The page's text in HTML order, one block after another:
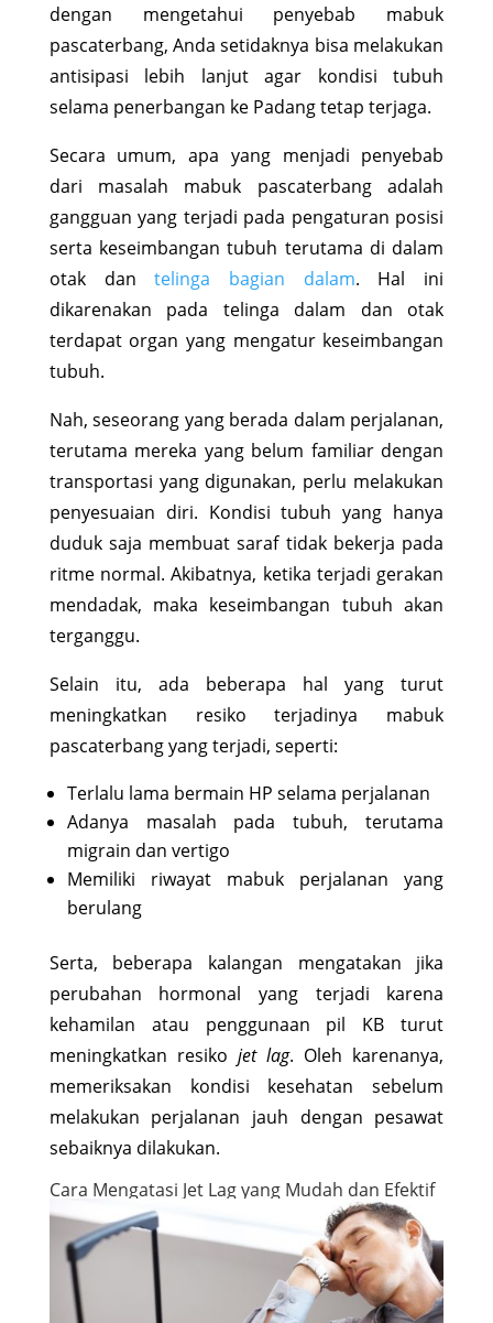
dengan mengetahui penyebab mabuk
pascaterbang, Anda setidaknya bisa melakukan
antisipasi lebih lanjut agar kondisi tubuh
selama penerbangan ke Padang tetap terjaga.
Secara umum, apa yang menjadi penyebab
dari masalah mabuk pascaterbang adalah
gangguan yang terjadi pada pengaturan posisi
serta keseimbangan tubuh terutama di dalam
otak dantelinga bagian dalam. Hal ini
dikarenakan pada telinga dalam dan otak
terdapat organ yang mengatur keseimbangan
tubuh.
Nah, seseorang yang berada dalam perjalanan,
terutama mereka yang belum familiar dengan
transportasi yang digunakan, perlu melakukan
penyesuaian diri. Kondisi tubuh yang hanya
duduk saja membuat saraf tidak bekerja pada
ritme normal. Akibatnya, ketika terjadi gerakan
mendadak, maka keseimbangan tubuh akan
terganggu.
Selain itu, ada beberapa hal yang turut
meningkatkan resiko terjadinya mabuk
pascaterbang yang terjadi, seperti:
Terlalu lama bermain HP selama perjalanan
Adanya masalah pada tubuh, terutama
migrain dan vertigo
Memiliki riwayat mabuk perjalanan yang
berulang
Serta, beberapa kalangan mengatakan jika
perubahan hormonal yang terjadi karena
kehamilan atau penggunaan pil KB turut
meningkatkan resiko jet lag. Oleh karenanya,
memeriksakan kondisi kesehatan sebelum
melakukan perjalanan jauh dengan pesawat
sebaiknya dilakukan.
Cara Mengatasi Jet Lag yang Mudah dan Efektif